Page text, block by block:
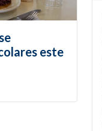
este